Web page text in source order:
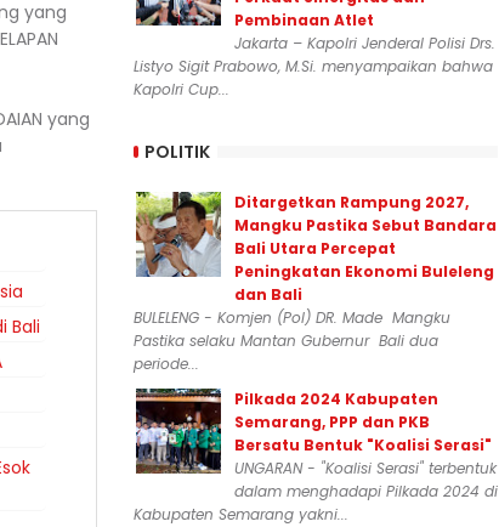
yang
yang
Bali
Pembinaan Atlet
Jakarta – Kapolri Jenderal Polisi Drs.
Listyo Sigit Prabowo, M.Si. menyampaikan bahwa
Kapolri Cup...
POLITIK
Ditargetkan Rampung 2027,
Mangku Pastika Sebut Bandara
Bali Utara Percepat
Peningkatan Ekonomi Buleleng
dan Bali
BULELENG - Komjen (Pol) DR. Made Mangku
Pastika selaku Mantan Gubernur Bali dua
periode...
Pilkada 2024 Kabupaten
Semarang, PPP dan PKB
Bersatu Bentuk "Koalisi Serasi"
UNGARAN - "Koalisi Serasi" terbentuk
dalam menghadapi Pilkada 2024 di
Kabupaten Semarang yakni...